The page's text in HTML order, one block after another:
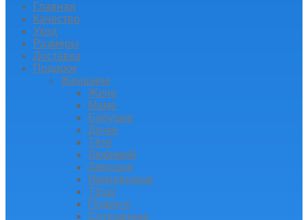
Главная
Качество
Уход
Размеры
Доставка
Подарок
Женщине
Жене
Маме
Бабушке
Дочке
Тёте
Любимой
Девушке
Имениннице
Тёще
Подруге
Сотруднице